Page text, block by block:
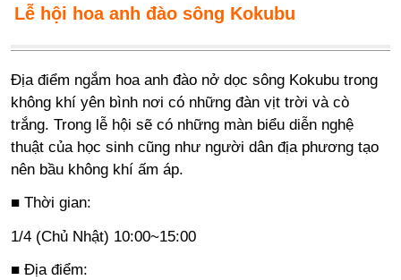
Lễ hội hoa anh đào sông Kokubu
Địa điểm ngắm hoa anh đào nở dọc sông Kokubu trong
không khí yên bình nơi có những đàn vịt trời và cò
trắng. Trong lễ hội sẽ có những màn biểu diễn nghệ
thuật của học sinh cũng như người dân địa phương tạo
nên bầu không khí ấm áp.
■ Thời gian:
1/4 (Chủ Nhật) 10:00~15:00
■ Địa điểm: